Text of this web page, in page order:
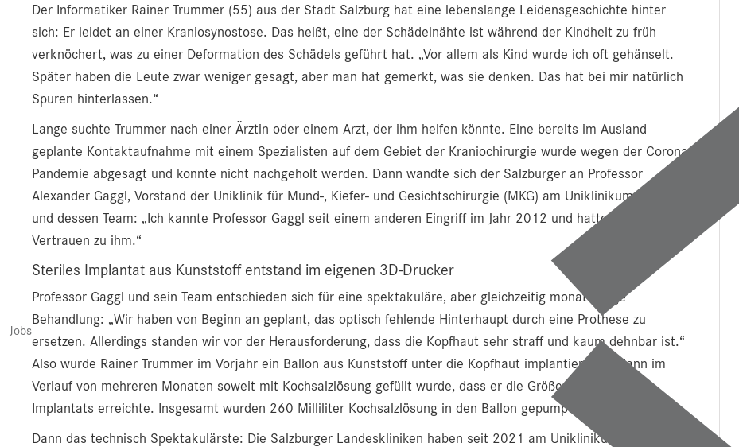
Jobs
Der Informatiker Rainer Trummer (55) aus der Stadt Salzburg hat eine lebenslange Leidensgeschichte hinter
sich: Er leidet an einer Kraniosynostose. Das heißt, eine der Schädelnähte ist während der Kindheit zu früh
verknöchert, was zu einer Deformation des Schädels geführt hat. „Vor allem als Kind wurde ich oft gehänselt.
Später haben die Leute zwar weniger gesagt, aber man hat gemerkt, was sie denken. Das hat bei mir natürlich
Spuren hinterlassen.“
Lange suchte Trummer nach einer Ärztin oder einem Arzt, der ihm helfen könnte. Eine bereits im Ausland
geplante Kontaktaufnahme mit einem Spezialisten auf dem Gebiet der Kraniochirurgie wurde wegen der Corona-
Pandemie abgesagt und konnte nicht nachgeholt werden. Dann wandte sich der Salzburger an Professor
Alexander Gaggl, Vorstand der Uniklinik für Mund-, Kiefer- und Gesichtschirurgie (MKG) am Uniklinikum Salzburg,
und dessen Team: „Ich kannte Professor Gaggl seit einem anderen Eingriff im Jahr 2012 und hatte vollstes
Vertrauen zu ihm.“
Steriles Implantat aus Kunststoff entstand im eigenen 3D-Drucker
Professor Gaggl und sein Team entschieden sich für eine spektakuläre, aber gleichzeitig monatelange
Behandlung: „Wir haben von Beginn an geplant, das optisch fehlende Hinterhaupt durch eine Prothese zu
ersetzen. Allerdings standen wir vor der Herausforderung, dass die Kopfhaut sehr straff und kaum dehnbar ist.“
Also wurde Rainer Trummer im Vorjahr ein Ballon aus Kunststoff unter die Kopfhaut implantiert, der dann im
Verlauf von mehreren Monaten soweit mit Kochsalzlösung gefüllt wurde, dass er die Größe des geplanten
Implantats erreichte. Insgesamt wurden 260 Milliliter Kochsalzlösung in den Ballon gepumpt.
Dann das technisch Spektakulärste: Die Salzburger Landeskliniken haben seit 2021 am Uniklinikum ein Labor